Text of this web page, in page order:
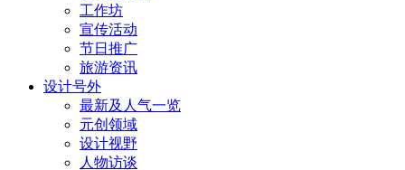
工作坊
宣传活动
节日推广
旅游资讯
设计号外
最新及人气一览
元创领域
设计视野
人物访谈